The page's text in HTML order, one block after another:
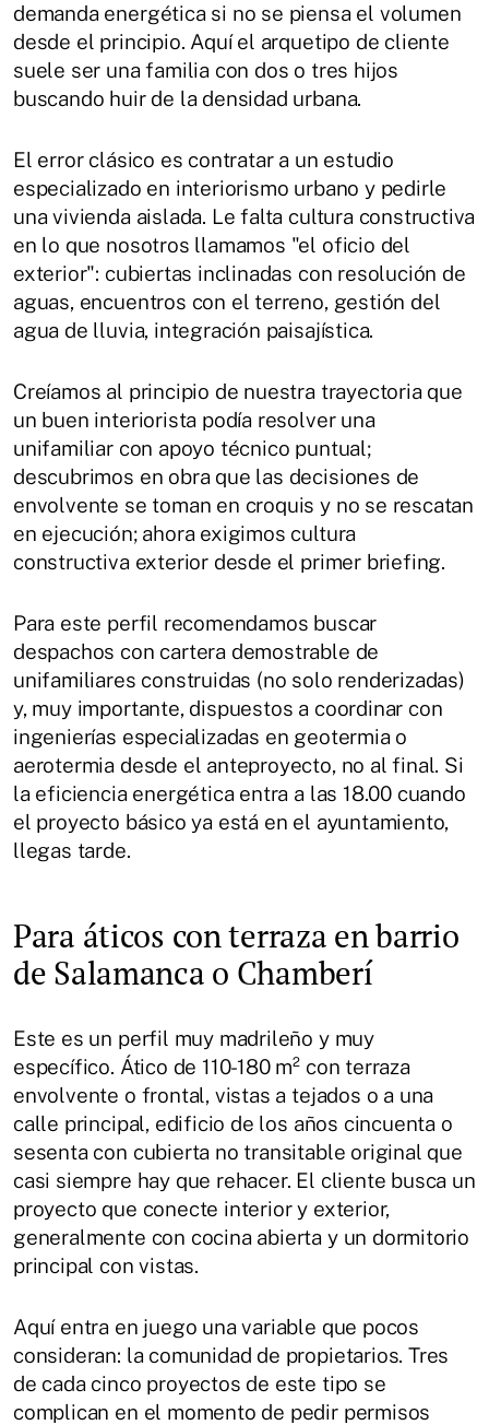
demanda energética si no se piensa el volumen
desde el principio. Aquí el arquetipo de cliente
suele ser una familia con dos o tres hijos
buscando huir de la densidad urbana.
El error clásico es contratar a un estudio
especializado en interiorismo urbano y pedirle
una vivienda aislada. Le falta cultura constructiva
en lo que nosotros llamamos "el oficio del
exterior": cubiertas inclinadas con resolución de
aguas, encuentros con el terreno, gestión del
agua de lluvia, integración paisajística.
Creíamos al principio de nuestra trayectoria que
un buen interiorista podía resolver una
unifamiliar con apoyo técnico puntual;
descubrimos en obra que las decisiones de
envolvente se toman en croquis y no se rescatan
en ejecución; ahora exigimos cultura
constructiva exterior desde el primer briefing.
Para este perfil recomendamos buscar
despachos con cartera demostrable de
unifamiliares construidas (no solo renderizadas)
y, muy importante, dispuestos a coordinar con
ingenierías especializadas en geotermia o
aerotermia desde el anteproyecto, no al final. Si
la eficiencia energética entra a las 18.00 cuando
el proyecto básico ya está en el ayuntamiento,
llegas tarde.
Para áticos con terraza en barrio
de Salamanca o Chamberí
Este es un perfil muy madrileño y muy
específico. Ático de 110-180 m² con terraza
envolvente o frontal, vistas a tejados o a una
calle principal, edificio de los años cincuenta o
sesenta con cubierta no transitable original que
casi siempre hay que rehacer. El cliente busca un
proyecto que conecte interior y exterior,
generalmente con cocina abierta y un dormitorio
principal con vistas.
Aquí entra en juego una variable que pocos
consideran: la comunidad de propietarios. Tres
de cada cinco proyectos de este tipo se
complican en el momento de pedir permisos